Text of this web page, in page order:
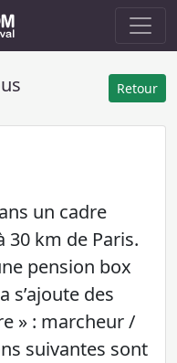
Retour
un cadre
30 km de Paris.
pension box
s’ajoute des
» : marcheur /
suivantes sont